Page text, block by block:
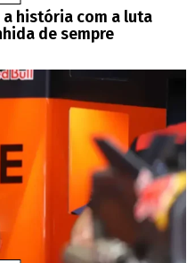
a história com a luta
de sempre